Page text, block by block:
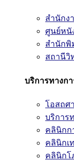
สำนักง
ศูนย์หนั
สำนักพิ
สถานีวิ
บริการทางก
โอสถศ
บริการ
คลินิกก
คลินิกเ
คลินิกโ